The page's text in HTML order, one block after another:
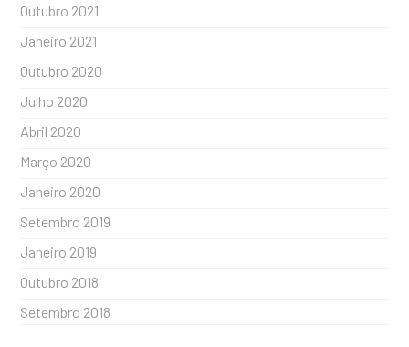
Outubro 2021
Janeiro 2021
Outubro 2020
Julho 2020
Abril 2020
Março 2020
Janeiro 2020
Setembro 2019
Janeiro 2019
Outubro 2018
Setembro 2018